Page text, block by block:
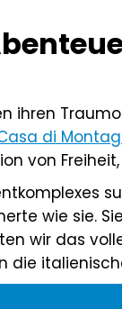
ihren
di
von
wie sie.
wir das
die